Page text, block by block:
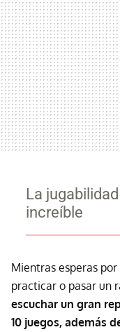
La
increíble
Mientras esperas
practicar o pasar un
escuchar un gran
10 juegos, además